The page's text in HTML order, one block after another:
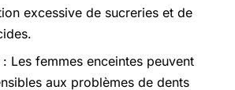
excessive de sucreries et de
: Les femmes enceintes peuvent
aux problèmes de dents